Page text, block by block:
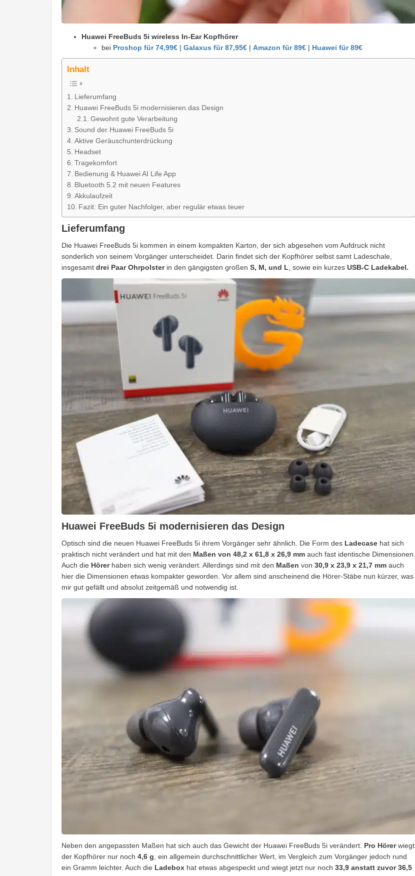
Huawei FreeBuds 5i wireless In-Ear Kopfhörer
bei Proshop für 74,99€ | Galaxus für 87,95€ | Amazon für 89€ | Huawei für 89€
Inhalt
Lieferumfang
Huawei FreeBuds 5i modernisieren das Design
Gewohnt gute Verarbeitung
Sound der Huawei FreeBuds 5i
Aktive Geräuschunterdrückung
Headset
Tragekomfort
Bedienung & Huawei AI Life App
Bluetooth 5.2 mit neuen Features
Akkulaufzeit
Fazit: Ein guter Nachfolger, aber regulär etwas teuer
Lieferumfang
Die Huawei FreeBuds 5i kommen in einem kompakten Karton, der sich abgesehen vom Aufdruck nicht
sonderlich von seinem Vorgänger unterscheidet. Darin findet sich der Kopfhörer selbst samt Ladeschale,
insgesamt drei Paar Ohrpolsterin den gängigsten großen S, M, und L, sowie ein kurzes USB-C Ladekabel.
Huawei FreeBuds 5i modernisieren das Design
Optisch sind die neuen Huawei FreeBuds 5i ihrem Vorgänger sehr ähnlich. Die Form des Ladecase hat sich
praktisch nicht verändert und hat mit den Maßen von 48,2 x 61,8 x 26,9 mm auch fast identische Dimensionen.
Auch die Hörerhaben sich wenig verändert. Allerdings sind mit den Maßen von 30,9 x 23,9 x 21,7 mm auch
hier die Dimensionen etwas kompakter geworden. Vor allem sind anscheinend die Hörer-Stäbe nun kürzer, was
mir gut gefällt und absolut zeitgemäß und notwendig ist.
Neben den angepassten Maßen hat sich auch das Gewicht der Huawei FreeBuds 5i verändert. Pro Hörerwiegt
der Kopfhörer nur noch 4,6 g , ein allgemein durchschnittlicher Wert, im Vergleich zum Vorgänger jedoch rund
ein Gramm leichter. Auch die Ladebox hat etwas abgespeckt und wiegt jetzt nur noch 33,9 anstatt zuvor 36,5